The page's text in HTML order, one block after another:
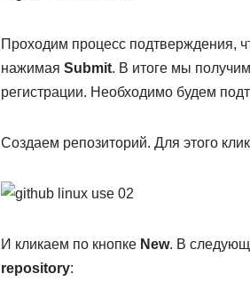
Проходим процесс подтверждения,
нажимая Submit. В итоге мы
регистрации. Необходимо будем
Создаем репозиторий. Для этого
И кликаем по кнопке New. В
repository: